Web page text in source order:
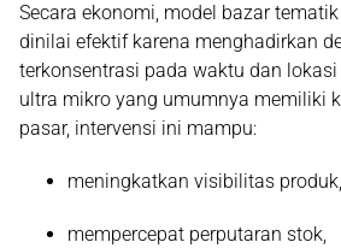
Secara ekonomi, model bazar
dinilai efektif karena menghadirkan
terkonsentrasi pada waktu dan
ultra mikro yang umumnya memiliki
pasar, intervensi ini mampu:
meningkatkan visibilitas produk,
mempercepat perputaran stok,